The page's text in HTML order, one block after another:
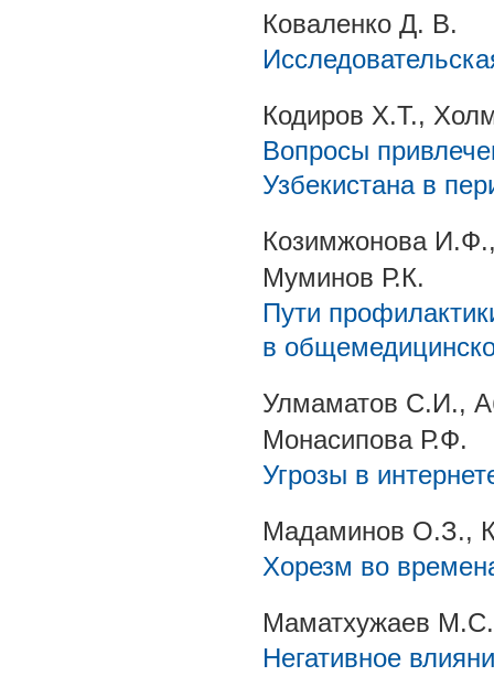
Коваленко Д. В.
Кодиров Х.Т.,
Вопросы
Узбекистана в
Козимжонова
Муминов Р.К.
Пути
в
Улмаматов С.И.,
Монасипова Р.Ф.
Угрозы в
Мадаминов О.З.,
Хорезм во
Маматхужаев М.С.
Негативное